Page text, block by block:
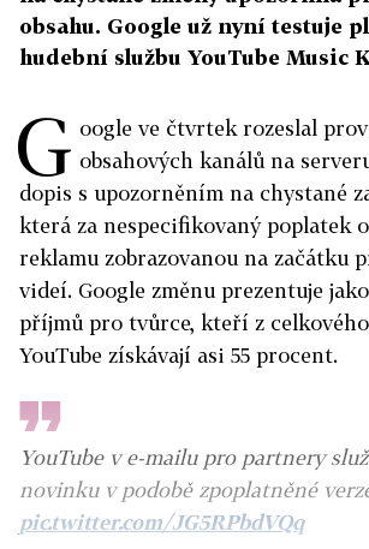
obsahu. Google už nyní testuje
hudební službu YouTube Music
G oogle ve čtvrtek rozeslal
obsahových kanálů na
dopis s upozorněním na chystané
která za nespecifikovaný poplatek
reklamu zobrazovanou na začátku
videí. Google změnu prezentuje
příjmů pro tvůrce, kteří z
YouTube získávají asi 55 procent.
YouTube v e-mailu pro partnery
novinku v podobě zpoplatněné
pic.twitter.com/JG5RPbdVQq